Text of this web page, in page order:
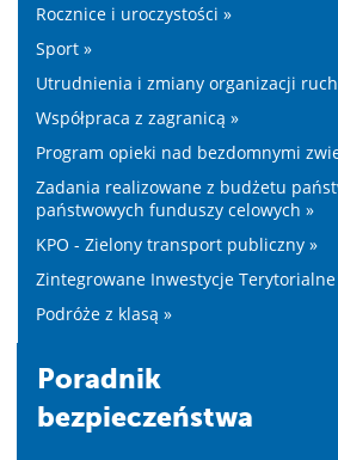
Rocznice i uroczystości »
Sport »
Utrudnienia i zmiany organizacji
Współpraca z zagranicą »
Program opieki nad bezdomnymi
Zadania realizowane z budżetu
państwowych funduszy celowych »
KPO - Zielony transport publiczny »
Zintegrowane Inwestycje Terytorialne
Podróże z klasą »
Poradnik
bezpieczeństwa